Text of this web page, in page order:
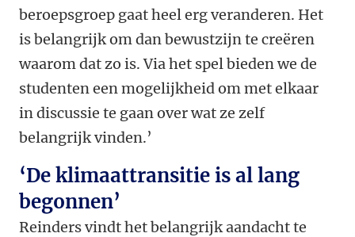
beroepsgroep gaat heel erg veranderen. Het
is belangrijk om dan bewustzijn te creëren
waarom dat zo is. Via het spel bieden we de
studenten een mogelijkheid om met elkaar
in discussie te gaan over wat ze zelf
belangrijk vinden.’
‘De klimaattransitie is al lang
begonnen’
Reinders vindt het belangrijk aandacht te